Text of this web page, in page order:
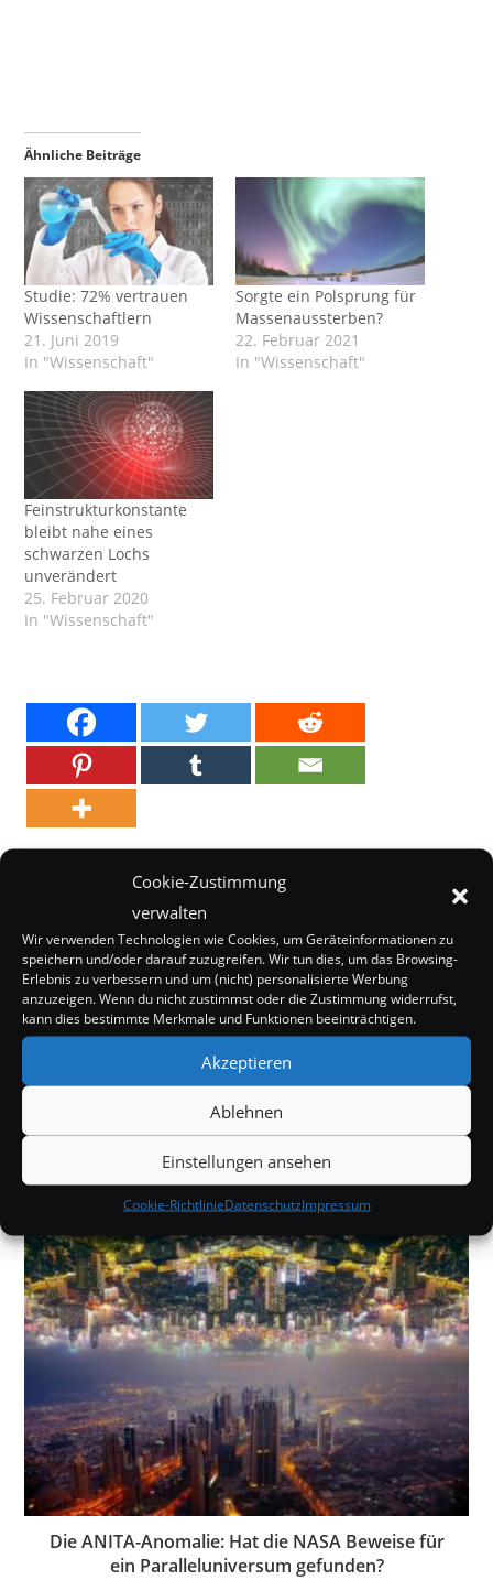
Cookie-Zustimmung
verwalten
Wir verwenden Technologien wie Cookies, um Geräteinformationen zu
speichern und/oder darauf zuzugreifen. Wir tun dies, um das Browsing-
Erlebnis zu verbessern und um (nicht) personalisierte Werbung
anzuzeigen. Wenn du nicht zustimmst oder die Zustimmung widerrufst,
kann dies bestimmte Merkmale und Funktionen beeinträchtigen.
Akzeptieren
Ablehnen
Einstellungen ansehen
Cookie-RichtlinieDatenschutzImpressum
Ähnliche Beiträge
Studie: 72% vertrauen
Wissenschaftlern
21. Juni 2019
In "Wissenschaft"
Sorgte ein Polsprung für
Massenaussterben?
22. Februar 2021
In "Wissenschaft"
Feinstrukturkonstante
bleibt nahe eines
schwarzen Lochs
unverändert
25. Februar 2020
In "Wissenschaft"
GEFÄNGNIS, TÜRKEI
Weitere
Artikel
ansehen
Vorheriger Beitrag
Studie: 72% vertrauen Wissenschaftlern
Nächster Beitrag
Neu entdecktes Astrolabium zeugt von
ungewöhnlicher Zusammenarbeit
DAS KÖNNTE DIR AUCH GEFALLEN
Die ANITA-Anomalie: Hat die NASA Beweise für
ein Paralleluniversum gefunden?